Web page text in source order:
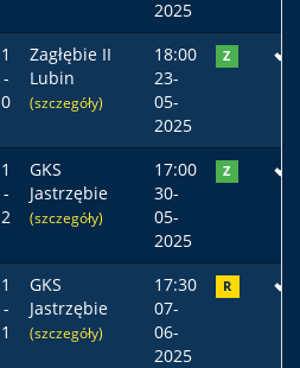
2025
1
-
0
Zagłębie II
Lubin
(szczegóły)
18:00
23-
05-
2025
Z
1
-
2
GKS
Jastrzębie
(szczegóły)
17:00
30-
05-
2025
Z
1
-
1
GKS
Jastrzębie
(szczegóły)
17:30
07-
06-
2025
R